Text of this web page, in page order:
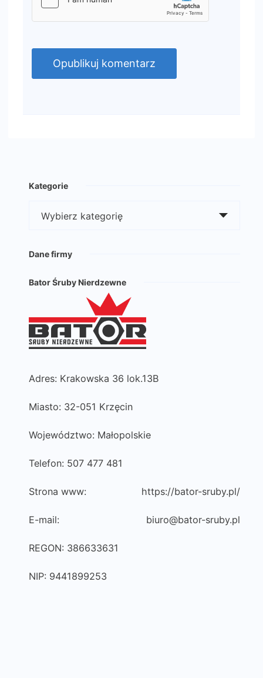
Kategorie
Dane firmy
Bator Śruby Nierdzewne
Adres: Krakowska 36 lok.13B
Miasto: 32-051 Krzęcin
Województwo: Małopolskie
Telefon: 507 477 481
Strona www: https://bator-sruby.pl/
E-mail: biuro@bator-sruby.pl
REGON: 386633631
NIP: 9441899253